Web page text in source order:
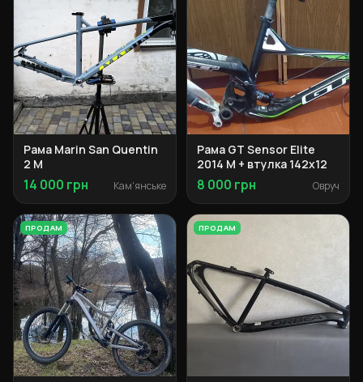
Рама Marin San Quentin
2 M
14 000 грн Кам'янське
Рама GT Sensor Elite
2014 M + втулка 142x12
8 000 грн Овруч
ПРОДАМ ПРОДАМ